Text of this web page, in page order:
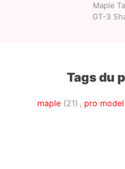
Maple
GT-3
Tags du
maple (21) , pro model